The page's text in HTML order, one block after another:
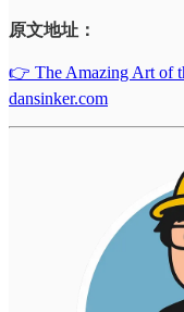
原文地址：
👉 The Amazing Art of
dansinker.com